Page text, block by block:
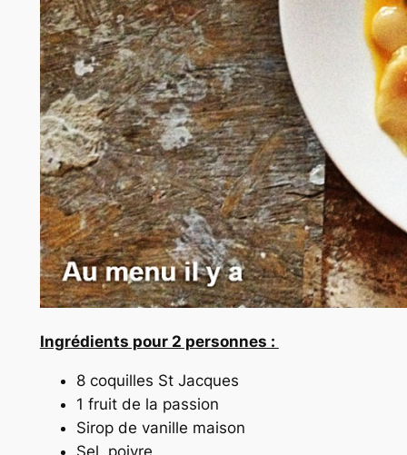
Ingrédients pour 2 personnes :
8 coquilles St Jacques
1 fruit de la passion
Sirop de vanille maison
Sel, poivre